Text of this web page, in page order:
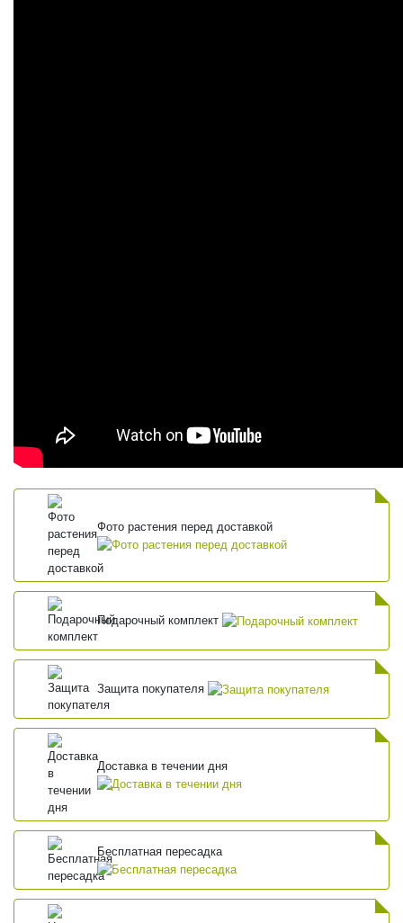
Фото растения перед доставкой
Подарочный комплект
Защита покупателя
Доставка в течении дня
Бесплатная пересадка